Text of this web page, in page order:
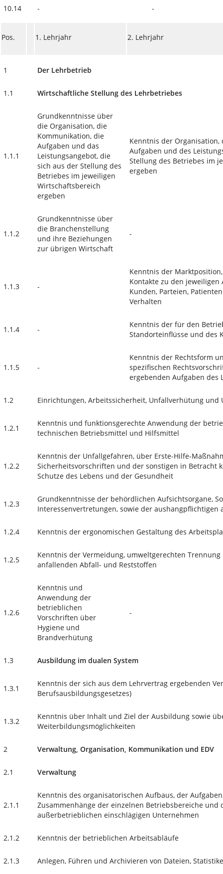
10.14 - -
Pos. 1. Lehrjahr 2. Lehrjahr
1 Der Lehrbetrieb
1.1 Wirtschaftliche Stellung des Lehrbetriebes
1.1.1
Grundkenntnisse über
die Organisation, die
Kommunikation, die
Aufgaben und das
Leistungsangebot, die
sich aus der Stellung des
Betriebes im jeweiligen
Wirtschaftsbereich
ergeben
Kenntnis der
Aufgaben und des
Stellung des Betriebes im
ergeben
1.1.2
Grundkenntnisse über
die Branchenstellung
und ihre Beziehungen
zur übrigen Wirtschaft
-
1.1.3 -
Kenntnis der
Kontakte zu den
Kunden, Parteien,
Verhalten
1.1.4 -
Kenntnis der für den
Standorteinflüsse und des
1.1.5 -
Kenntnis der Rechtsform
spezifischen
ergebenden Aufgaben des
1.2 Einrichtungen, Arbeitssicherheit, Unfallverhütung und
1.2.1
Kenntnis und funktionsgerechte Anwendung der
technischen Betriebsmittel und Hilfsmittel
1.2.2
Kenntnis der Unfallgefahren, über Erste-Hilfe-
Sicherheitsvorschriften und der sonstigen in Betracht
Schutze des Lebens und der Gesundheit
1.2.3
Grundkenntnisse der behördlichen Aufsichtsorgane,
Interessenvertretungen, sowie der
1.2.4 Kenntnis der ergonomischen Gestaltung des
1.2.5
Kenntnis der Vermeidung, umweltgerechten
anfallenden Abfall- und Reststoffen
1.2.6
Kenntnis und
Anwendung der
betrieblichen
Vorschriften über
Hygiene und
Brandverhütung
-
1.3 Ausbildung im dualen System
1.3.1
Kenntnis der sich aus dem Lehrvertrag ergebenden
Berufsausbildungsgesetzes)
1.3.2
Kenntnis über Inhalt und Ziel der Ausbildung sowie
Weiterbildungsmöglichkeiten
2 Verwaltung, Organisation, Kommunikation und EDV
2.1 Verwaltung
2.1.1
Kenntnis des organisatorischen Aufbaus, der
Zusammenhänge der einzelnen Betriebsbereiche und
außerbetrieblichen einschlägigen Unternehmen
2.1.2 Kenntnis der betrieblichen Arbeitsabläufe
2.1.3 Anlegen, Führen und Archivieren von Dateien,